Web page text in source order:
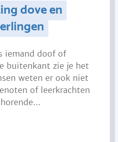
dove en
iemand doof of
buitenkant zie je het
weten er ook niet
of leerkrachten